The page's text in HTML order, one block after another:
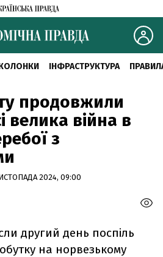
ІНФРАСТРУКТУРА
продовжили
велика війна в
з
2024, 09:00
другий день поспіль
на норвезькому